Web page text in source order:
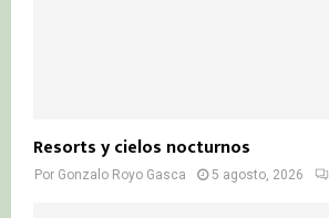
Resorts y cielos nocturnos
Por Gonzalo Royo Gasca 5 agosto, 2026